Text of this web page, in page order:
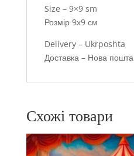
Size – 9×9 sm
Розмір 9х9 см
Delivery – Ukrposhta
Доставка – Нова пошта
Схожі товари